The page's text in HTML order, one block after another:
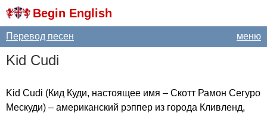
Begin English
меню
Перевод песен
Kid Cudi
Kid Cudi (Кид Куди, настоящее имя – Скотт Рамон Сегуро
Мескуди) – американский рэппер из города Кливленд,